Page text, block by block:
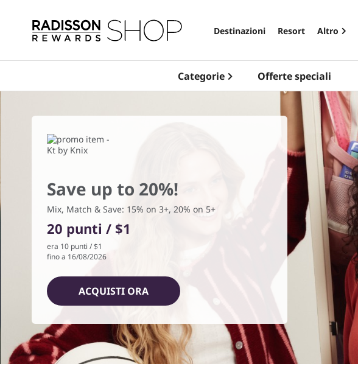
Destinazioni Resort Altro
Categorie Offerte speciali
Save up to 20%!
Mix, Match & Save: 15% on 3+, 20% on 5+
20 punti / $1
era 10 punti / $1
fino a 16/08/2026
ACQUISTI ORA
Tree free toilet paper
made from soft, organic
bamboo.
PlantPaper is septic safe and free from toxins such as
bleach and formaldehyde. Suscribe and save today!
8 punti / $1